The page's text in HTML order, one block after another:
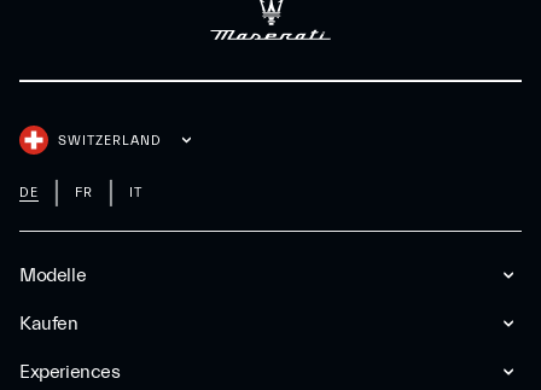
Modelle
Kaufen
Experiences
SWITZERLAND
DE FR IT